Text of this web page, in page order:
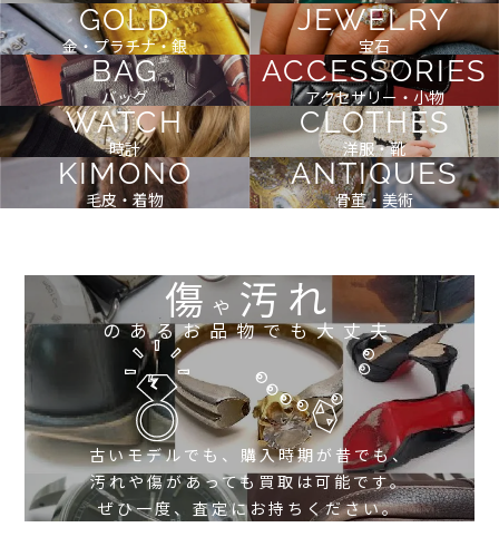
GOLD
金・プラチナ・銀
JEWELRY
宝石
BAG
バッグ
ACCESSORIES
アクセサリー・小物
WATCH
時計
CLOTHES
洋服・靴
KIMONO
毛皮・着物
ANTIQUES
骨董・美術
傷や 汚れ
のあるお品物でも大丈夫
古いモデルでも、購入時期が昔でも、
汚れや傷があっても買取は可能です。
ぜひ一度、査定にお持ちください。